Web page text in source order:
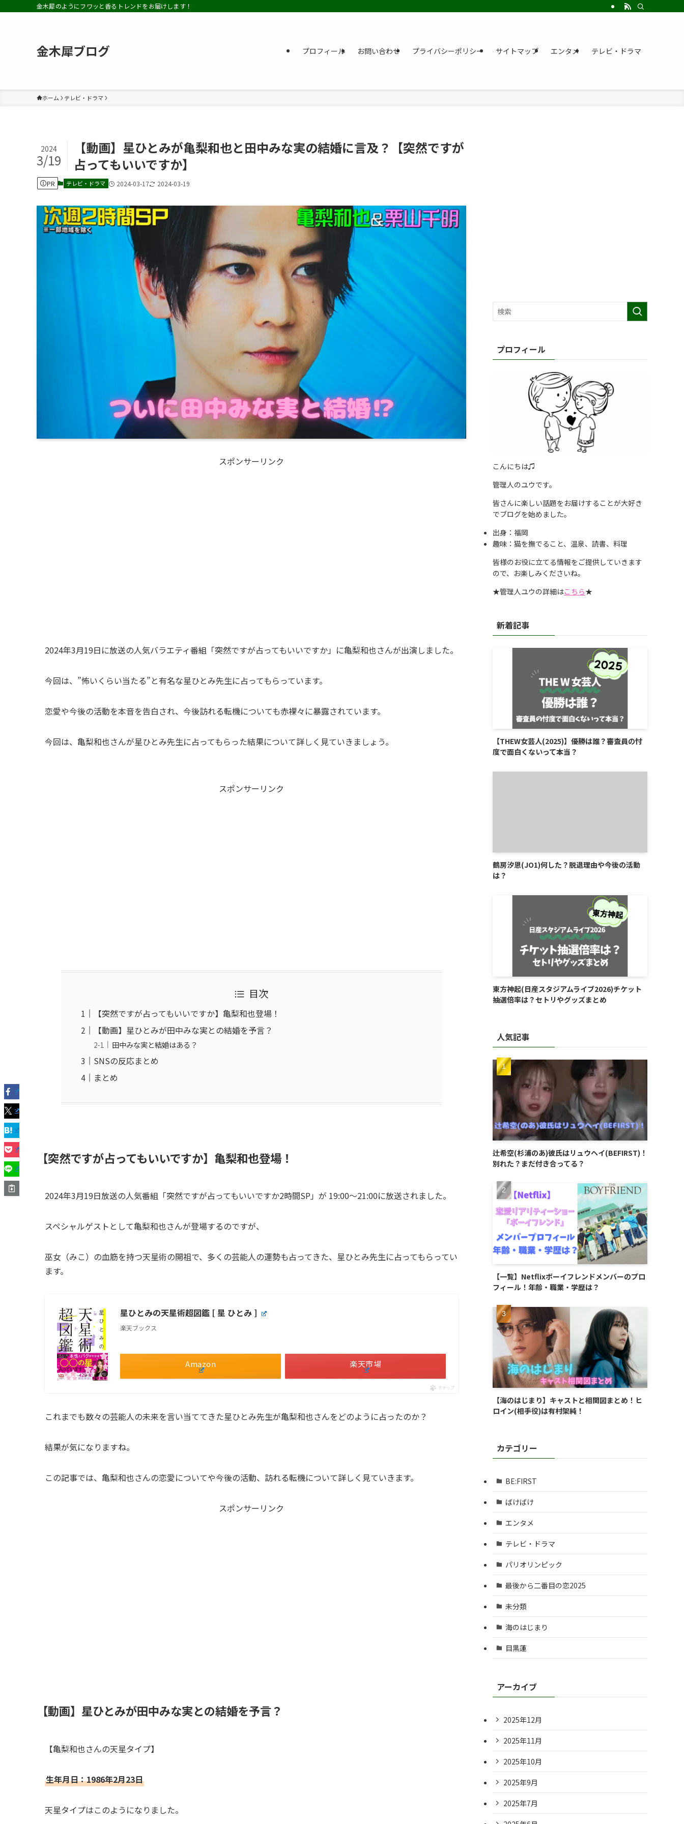
金木犀のようにフワッと香るトレンドをお届けします！
金木犀ブログ プロフィール お問い合わせ プライバシーポリシー サイトマップ エンタメ テレビ・ドラマ
ホーム テレビ・ドラマ
【動画】星ひとみが亀梨和也と田中みな実の結婚に言及？【突然ですが
占ってもいいですか】
2024
3/19
PR テレビ・ドラマ 2024-03-17 2024-03-19
スポンサーリンク
2024年3月19日に放送の人気バラエティ番組「突然ですが占ってもいいですか」に亀梨和也さんが出演しました。
今回は、”怖いくらい当たる”と有名な星ひとみ先生に占ってもらっています。
恋愛や今後の活動を本音を告白され、今後訪れる転機についても赤裸々に暴露されています。
今回は、亀梨和也さんが星ひとみ先生に占ってもらった結果について詳しく見ていきましょう。
スポンサーリンク
目次
【突然ですが占ってもいいですか】亀梨和也登場！
【動画】星ひとみが田中みな実との結婚を予言？
田中みな実と結婚はある？
SNSの反応まとめ
まとめ
【突然ですが占ってもいいですか】亀梨和也登場！
2024年3月19日放送の人気番組「突然ですが占ってもいいですか2時間SP」が 19:00～21:00に放送されました。
スペシャルゲストとして亀梨和也さんが登場するのですが、
巫女（みこ）の血筋を持つ天星術の開祖で、多くの芸能人の運勢も占ってきた、星ひとみ先生に占ってもらってい
ます。
星ひとみの天星術超図鑑 [ 星 ひとみ ]
楽天ブックス
Amazon 楽天市場
ポチップ
これまでも数々の芸能人の未来を言い当ててきた星ひとみ先生が亀梨和也さんをどのように占ったのか？
結果が気になりますね。
この記事では、亀梨和也さんの恋愛についてや今後の活動、訪れる転機について詳しく見ていきます。
スポンサーリンク
【動画】星ひとみが田中みな実との結婚を予言？
【亀梨和也さんの天星タイプ】
生年月日：1986年2月23日
天星タイプはこのようになりました。
プロフィール
こんにちは♫
管理人のユウです。
皆さんに楽しい話題をお届けすることが大好き
でブログを始めました。
出身：福岡
趣味：猫を撫でること、温泉、読書、料理
皆様のお役に立てる情報をご提供していきます
ので、お楽しみくださいね。
★管理人ユウの詳細はこちら★
新着記事
【THEW女芸人(2025)】優勝は誰？審査員の忖
度で面白くないって本当？
鶴房汐恩(JO1)何した？脱退理由や今後の活動
は？
東方神起(日産スタジアムライブ2026)チケット
抽選倍率は？セトリやグッズまとめ
人気記事
辻希空(杉浦のあ)彼氏はリュウヘイ(BEFIRST)！
別れた？まだ付き合ってる？
【一覧】Netflixボーイフレンドメンバーのプロ
フィール！年齢・職業・学歴は？
【海のはじまり】キャストと相関図まとめ！ヒ
ロイン(相手役)は有村架純！
カテゴリー
BE:FIRST
ばけばけ
エンタメ
テレビ・ドラマ
パリオリンピック
最後から二番目の恋2025
未分類
海のはじまり
目黒蓮
アーカイブ
2025年12月
2025年11月
2025年10月
2025年9月
2025年7月